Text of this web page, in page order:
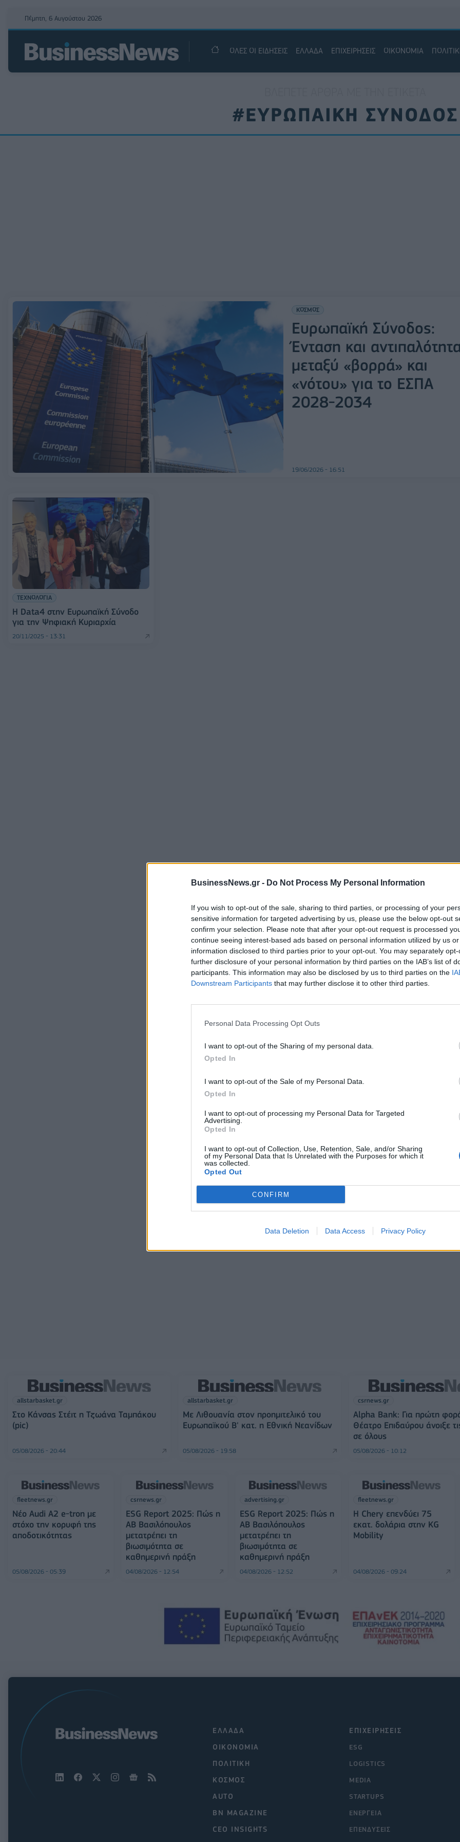
BusinessNews.gr - Do Not Process My Personal Information
If you wish to opt-out of the sale, sharing to third parties, or processing of your
sensitive information for targeted advertising by us, please use the below opt-out
confirm your selection. Please note that after your opt-out request is processed
continue seeing interest-based ads based on personal information utilized by us
information disclosed to third parties prior to your opt-out. You may separately
further disclosure of your personal information by third parties on the IAB’s list of
participants. This information may also be disclosed by us to third parties on the
Downstream Participants that may further disclose it to other third parties.
Personal Data Processing Opt Outs
I want to opt-out of the Sharing of my personal data.
Opted In
I want to opt-out of the Sale of my Personal Data.
Opted In
I want to opt-out of processing my Personal Data for Targeted
Advertising.
Opted In
I want to opt-out of Collection, Use, Retention, Sale, and/or Sharing
of my Personal Data that Is Unrelated with the Purposes for which it
was collected.
Opted Out
CONFIRM
Data Deletion Data Access Privacy Policy
Πέμπτη, 6 Αυγούστου 2026
ΟΛΕΣ ΟΙ ΕΙΔΗΣΕΙΣ ΕΛΛΑΔΑ ΕΠΙΧΕΙΡΗΣΕΙΣ ΟΙΚΟΝΟΜΙΑ
#ΕΥΡΩΠΑΙΚΗ ΣΥΝΟΔΟΣ
ΚΟΣΜΟΣ
Ευρωπαϊκή Σύνοδος:
Ένταση και
μεταξύ «βορρά» και
«νότου» για το ΕΣΠΑ
2028-2034
19/06/2026 - 16:51
ΤΕΧΝΟΛΟΓΙΑ
Η Data4 στην Ευρωπαϊκή Σύνοδο
για την Ψηφιακή Κυριαρχία
20/11/2025 - 13:31
allstarbasket.gr
Στο Κάνσας Στέιτ η Τζωάνα Ταμπάκου
(pic)
05/08/2026 - 20:44
allstarbasket.gr
Με Λιθουανία στον προημιτελικό του
Ευρωπαϊκού Β' κατ. η Εθνική Νεανίδων
05/08/2026 - 19:58
csrnews.gr
Alpha Bank: Για πρώτη
Θέατρο Επιδαύρου άνοιξε
σε όλους
05/08/2026 - 10:12
fleetnews.gr
Νέο Audi A2 e-tron με
στόχο την κορυφή της
αποδοτικότητας
05/08/2026 - 05:39
csrnews.gr
ESG Report 2025: Πώς η
ΑΒ Βασιλόπουλος
μετατρέπει τη
βιωσιμότητα σε
καθημερινή πράξη
04/08/2026 - 12:54
advertising.gr
ESG Report 2025: Πώς η
ΑΒ Βασιλόπουλος
μετατρέπει τη
βιωσιμότητα σε
καθημερινή πράξη
04/08/2026 - 12:52
fleetnews.gr
Η Chery επενδύει 75
εκατ. δολάρια στην KG
Mobility
04/08/2026 - 09:24
ΕΠΙΧΕΙΡΗΣΕΙΣ
ESG
LOGISTICS
MEDIA
STARTUPS
ΕΝΕΡΓΕΙΑ
ΕΠΕΝΔΥΣΕΙΣ
ΕΛΛΑΔΑ
ΟΙΚΟΝΟΜΙΑ
ΠΟΛΙΤΙΚΗ
ΚΟΣΜΟΣ
AUTO
BN MAGAZINE
CEO INSIGHTS